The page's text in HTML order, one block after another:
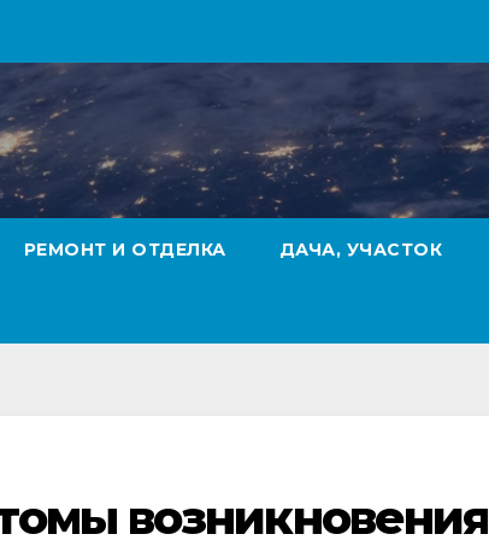
РЕМОНТ И ОТДЕЛКА ДАЧА, УЧАСТОК
возникновения